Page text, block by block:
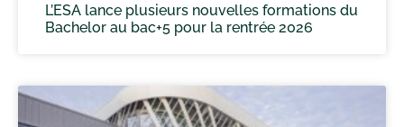
L’ESA lance plusieurs nouvelles formations du
Bachelor au bac+5 pour la rentrée 2026